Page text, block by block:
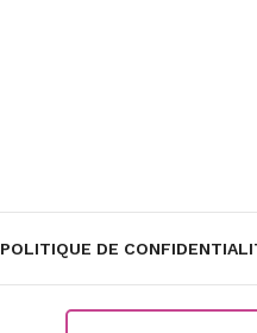
POLITIQUE DE